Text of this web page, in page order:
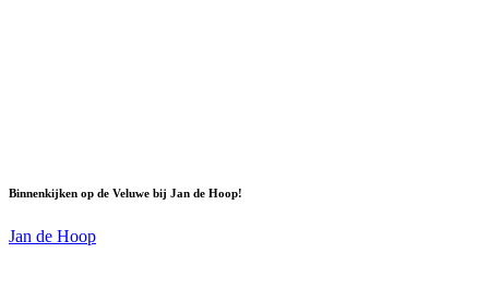
Binnenkijken op de Veluwe bij Jan de Hoop!
Jan de Hoop